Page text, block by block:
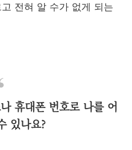
전혀 알 수가 없게 되는
휴대폰 번호로 나를 어
있나요?